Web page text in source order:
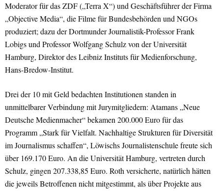
Moderator für das ZDF („Terra X“) und Geschäftsführer der Firma
„Objective Media“, die Filme für Bundesbehörden und NGOs
produziert; dazu der Dortmunder Journalistik-Professor Frank
Lobigs und Professor Wolfgang Schulz von der Universität
Hamburg, Direktor des Leibniz Instituts für Medienforschung,
Hans-Bredow-Institut.
Drei der 10 mit Geld bedachten Institutionen standen in
unmittelbarer Verbindung mit Jurymitgliedern: Atamans „Neue
Deutsche Medienmacher“ bekamen 200.000 Euro für das
Programm „Stark für Vielfalt. Nachhaltige Strukturen für Diversität
im Journalismus schaffen“, Löwischs Journalistenschule freute sich
über 169.170 Euro. An die Universität Hamburg, vertreten durch
Schulz, gingen 207.338,85 Euro. Roth versicherte, natürlich hätten
die jeweils Betroffenen nicht mitgestimmt, als über Projekte aus